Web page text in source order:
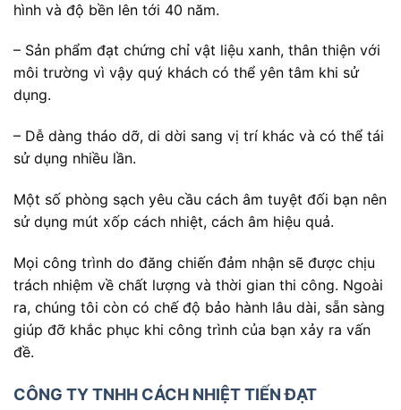
hình và độ bền lên tới 40 năm.
– Sản phẩm đạt chứng chỉ vật liệu xanh, thân thiện với
môi trường vì vậy quý khách có thể yên tâm khi sử
dụng.
– Dễ dàng tháo dỡ, di dời sang vị trí khác và có thể tái
sử dụng nhiều lần.
Một số phòng sạch yêu cầu cách âm tuyệt đối bạn nên
sử dụng mút xốp cách nhiệt, cách âm hiệu quả.
Mọi công trình do đăng chiến đảm nhận sẽ được chịu
trách nhiệm về chất lượng và thời gian thi công. Ngoài
ra, chúng tôi còn có chế độ bảo hành lâu dài, sẵn sàng
giúp đỡ khắc phục khi công trình của bạn xảy ra vấn
đề.
CÔNG TY TNHH CÁCH NHIỆT TIẾN ĐẠT